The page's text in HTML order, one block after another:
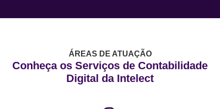
ÁREAS DE ATUAÇÃO
Conheça os Serviços de Contabilidade
Digital da Intelect